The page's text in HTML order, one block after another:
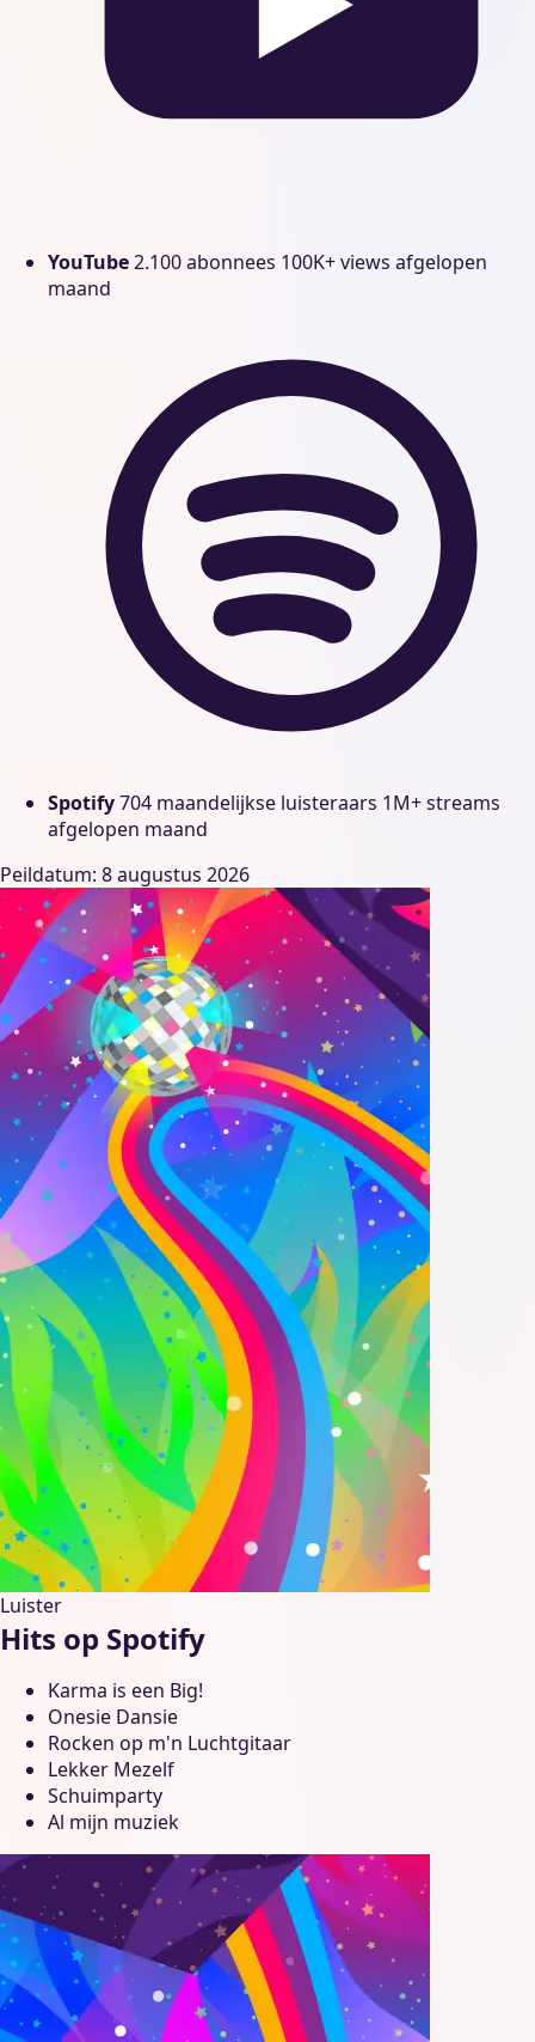
YouTube2.100 abonnees 100K+ views afgelopen
maand
Spotify704 maandelijkse luisteraars 1M+ streams
afgelopen maand
Peildatum: 8 augustus 2026
Luister
Hits op Spotify
Karma is een Big!
Onesie Dansie
Rocken op m'n Luchtgitaar
Lekker Mezelf
Schuimparty
Al mijn muziek